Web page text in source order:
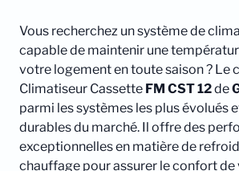
Vous recherchez un système de
capable de maintenir une
votre logement en toute saison ? Le
Climatiseur Cassette FM CST 12de
parmi les systèmes les plus évolués
durables du marché. Il offre des
exceptionnelles en matière de
chauffage pour assurer le confort